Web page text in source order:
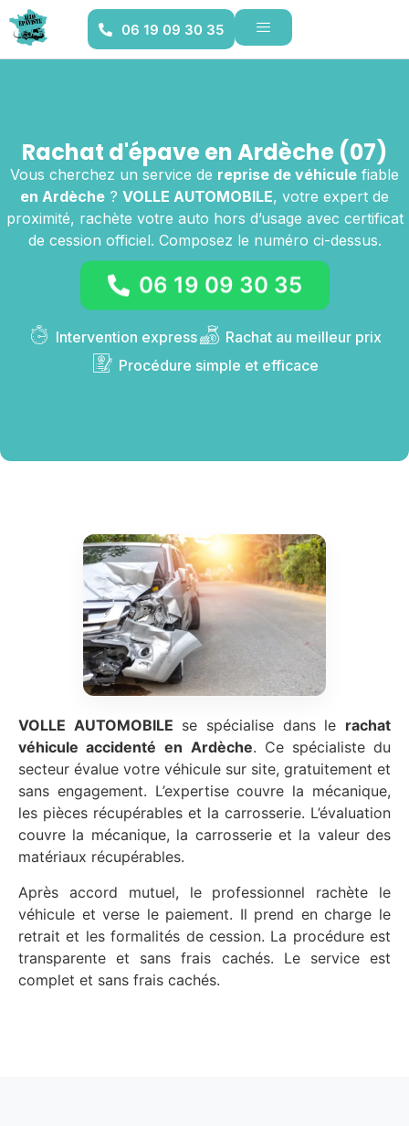
06 19 09 30 35
Rachat d'épave en Ardèche (07)
Vous cherchez un service de reprise de véhicule fiable
en Ardèche ? VOLLE AUTOMOBILE, votre expert de
proximité, rachète votre auto hors d’usage avec certificat
de cession officiel. Composez le numéro ci-dessus.
06 19 09 30 35
Intervention express
Rachat au meilleur prix
Procédure simple et efficace
VOLLE AUTOMOBILE se spécialise dans le rachat
véhicule accidenté en Ardèche. Ce spécialiste du
secteur évalue votre véhicule sur site, gratuitement et
sans engagement. L’expertise couvre la mécanique,
les pièces récupérables et la carrosserie. L’évaluation
couvre la mécanique, la carrosserie et la valeur des
matériaux récupérables.
Après accord mutuel, le professionnel rachète le
véhicule et verse le paiement. Il prend en charge le
retrait et les formalités de cession. La procédure est
transparente et sans frais cachés. Le service est
complet et sans frais cachés.